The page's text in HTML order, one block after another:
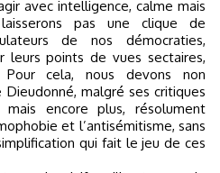
avec intelligence, calme mais
pas une clique de
de nos démocraties,
leurs points de vues sectaires,
cela, nous devons non
malgré ses critiques
encore plus, résolument
et l’antisémitisme, sans
qui fait le jeu de ces